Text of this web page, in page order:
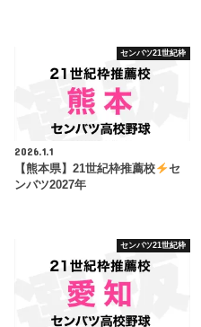
センバツ21世紀枠
2026.1.1
【熊本県】21世紀枠推薦校
セ
ンバツ2027年
センバツ21世紀枠